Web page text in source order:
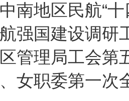
南地区民航“
强国建设调研
管理局工会第
女职委第一次